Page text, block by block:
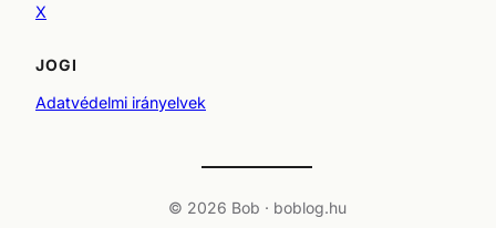
X
JOGI
Adatvédelmi irányelvek
© 2026 Bob · boblog.hu